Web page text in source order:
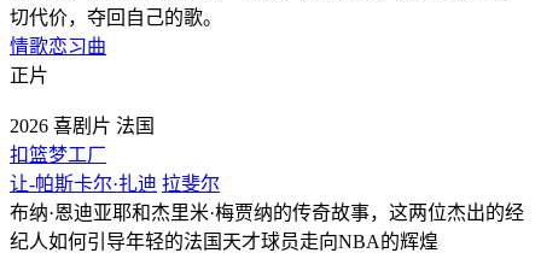
切代价，夺回自己的歌。
情歌恋习曲
正片
2026 喜剧片 法国
扣篮梦工厂
让-帕斯卡尔·扎迪 拉斐尔
布纳·恩迪亚耶和杰里米·梅贾纳的传奇故事，这两位杰出的经
纪人如何引导年轻的法国天才球员走向NBA的辉煌